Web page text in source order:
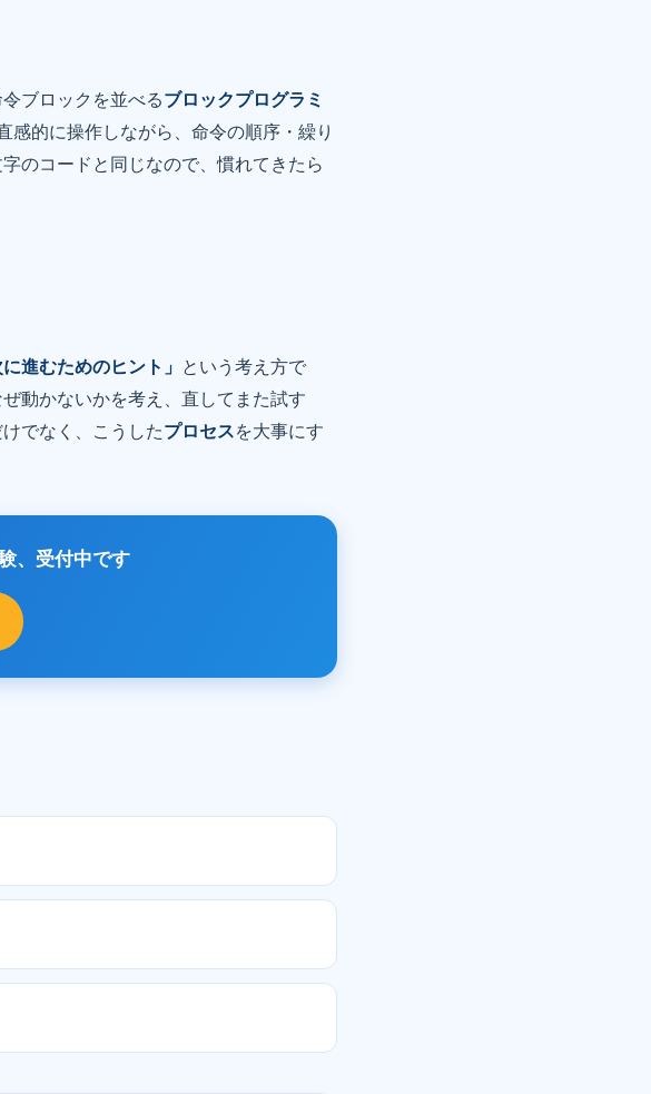
ブロックを並べるブロックプログラミ
感的に操作しながら、命令の順序・繰り
のコードと同じなので、慣れてきたら
進むためのヒント」 という考え方で
動かないかを考え、直してまた試す
でなく、こうしたプロセスを大事にす
、受付中です